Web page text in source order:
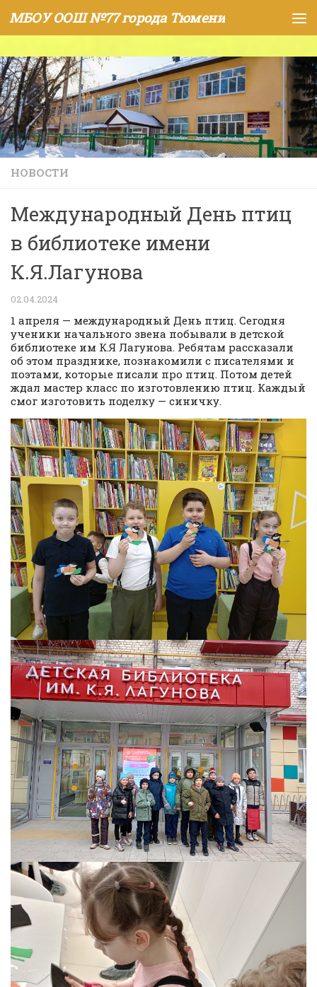
Skip to content
МБОУ ООШ №77 города Тюмени
НОВОСТИ
Международный День птиц
в библиотеке имени
К.Я.Лагунова
02.04.2024
1 апреля — международный День птиц. Сегодня
ученики начального звена побывали в детской
библиотеке им К.Я Лагунова. Ребятам рассказали
об этом празднике, познакомили с писателями и
поэтами, которые писали про птиц. Потом детей
ждал мастер класс по изготовлению птиц. Каждый
смог изготовить поделку — синичку.